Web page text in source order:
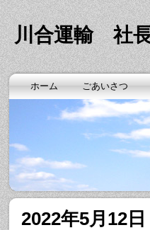
川合運輸 社
ホーム ごあいさつ
2022年5月12日